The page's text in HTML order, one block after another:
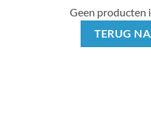
Geen producten
TERUG